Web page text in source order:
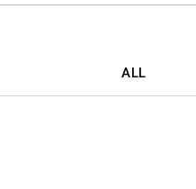
ALL